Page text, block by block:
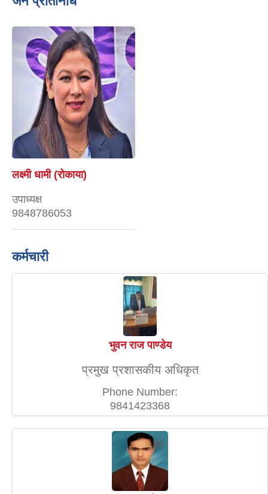
गणेश बहादुर खड्का
अध्यक्ष
9848478750
khadkagb07@gmail.com
कर्मचारी
भुवन राज पाण्डेय
प्रमुख प्रशासकीय अधिकृत
Phone Number:
9841423368